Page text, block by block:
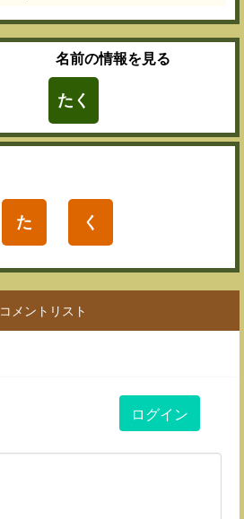
名前の情報を見る
たく
た く
コメントリスト
ログイン